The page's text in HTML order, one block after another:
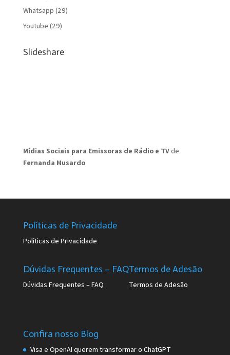
Whatsapp (29)
Youtube (29)
Slideshare
Mídias Sociais para Emissoras de Rádio e TVde
Fernanda Musardo
Políticas de Privacidade
Políticas de Privacidade
Dúvidas Frequentes – FAQ
Dúvidas Frequentes – FAQ
Termos de Adesão
Termos de Adesão
Confira nosso Blog
Visa e OpenAI querem transformar o ChatGPT